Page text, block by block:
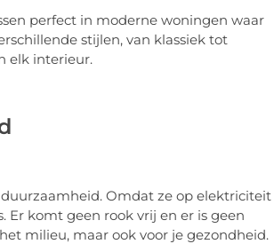
perfect in moderne woningen waar
stijlen, van klassiek tot
elk interieur.
Omdat ze op elektriciteit
komt geen rook vrij en er is geen
milieu, maar ook voor je gezondheid.